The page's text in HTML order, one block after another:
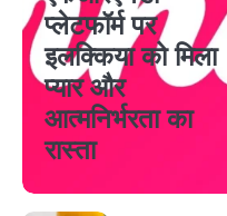
प्लेटफॉर्म पर
इलक्किया को मिला
प्यार और
आत्मनिर्भरता का
रास्ता